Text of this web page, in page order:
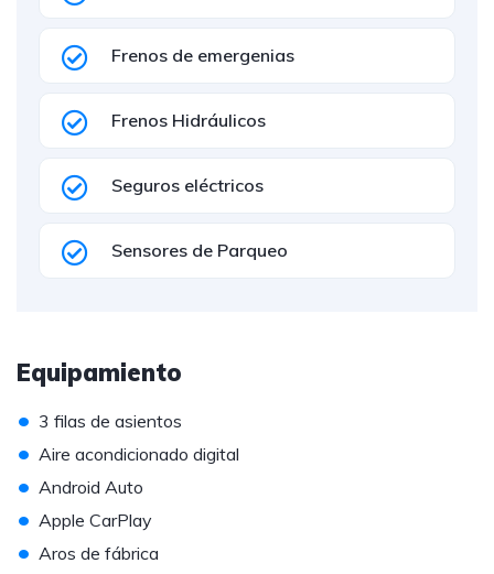
Frenos de emergenias
Frenos Hidráulicos
Seguros eléctricos
Sensores de Parqueo
Equipamiento
• 3 filas de asientos
• Aire acondicionado digital
• Android Auto
• Apple CarPlay
• Aros de fábrica